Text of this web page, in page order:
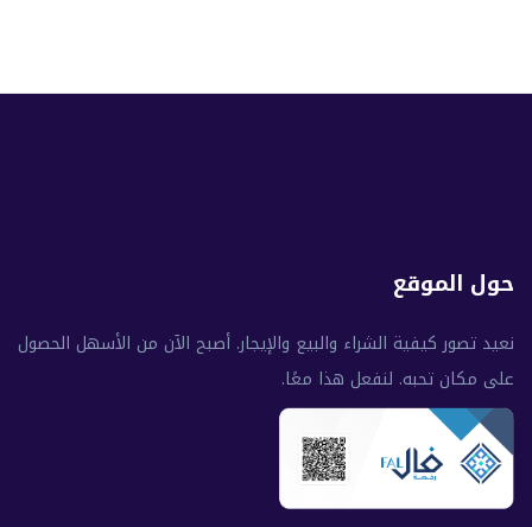
حول الموقع
نعيد تصور كيفية الشراء والبيع والإيجار. أصبح الآن من الأسهل الحصول
على مكان تحبه. لنفعل هذا معًا.